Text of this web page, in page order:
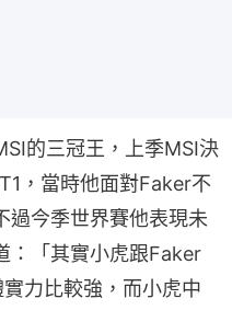
的三冠王，上季MSI決
，當時他面對Faker不
過今季世界賽他表現未
：「其實小虎跟Faker
力比較強，而小虎中